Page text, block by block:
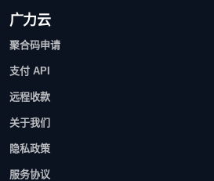
广力云
聚合码申请
支付 API
远程收款
关于我们
隐私政策
服务协议